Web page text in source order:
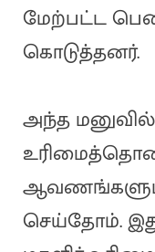
மேற்பட்ட
கொடுத்தனர்.
அந்த
செய்தோம்.